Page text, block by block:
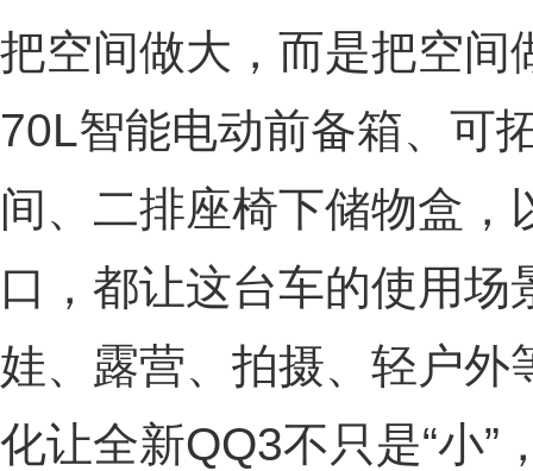
把空间做大，而是把空间
70L智能电动前备箱、可
间、二排座椅下储物盒，
口，都让这台车的使用
娃、露营、拍摄、轻户外
化让全新QQ3不只是“小”